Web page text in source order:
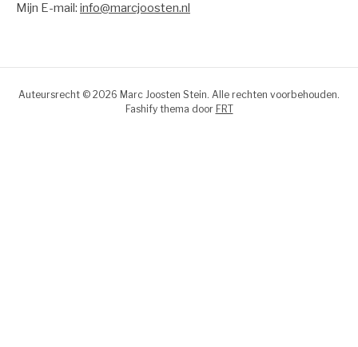
Mijn E-mail: info@marcjoosten.nl
Auteursrecht © 2026 Marc Joosten Stein. Alle rechten voorbehouden.
Fashify thema door FRT